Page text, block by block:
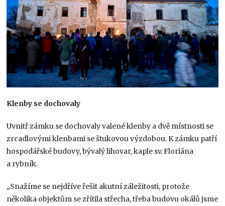
Klenby se dochovaly
Uvnitř zámku se dochovaly valené klenby a dvě místnosti se
zrcadlovými klenbami se štukovou výzdobou. K zámku patří
hospodářské budovy, bývalý lihovar, kaple sv. Floriána
a rybník.
„Snažíme se nejdříve řešit akutní záležitosti, protože
několika objektům se zřítila střecha, třeba budovu okálů jsme